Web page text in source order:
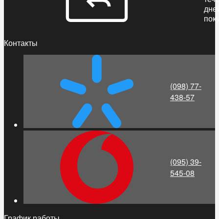
Контакты
(098) 77-
438-57
(095) 39-
545-08